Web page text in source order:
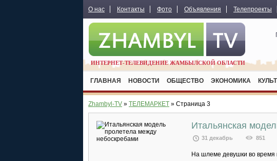
О нас Контакты Фото Объявления Телепроекты
ИНТЕРНЕТ-ТЕЛЕВИДЕНИЕ ЖАМБЫЛСКОЙ ОБЛАСТИ
ГЛАВНАЯ НОВОСТИ ОБЩЕСТВО ЭКОНОМИКА
Zhambyl-TV » ТЕЛЕМАРКЕТ » Страница 3
Итальянская
31 декабрь 851
На шлеме девушки во время